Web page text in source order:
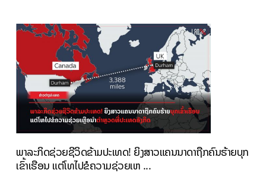
ພາລະກິດຊ່ວຍຊີວິດຂ້າມປະເທດ! ຍິງສາວແຄນນາດາຖືກຄົນຮ້າຍບຸກ
ເຂົ້າເຮືອນ ແຕ່ໂທໄປຂໍຄວາມຊ່ວຍເຫ ...